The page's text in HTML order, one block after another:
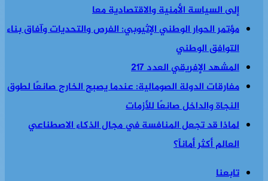
إلى السياسة الأمنية والاقتصادية معا
مؤتمر الحوار الوطني الإثيوبي: الفرص والتحديات وآفاق بناء
التوافق الوطني
المشهد الإفريقي العدد 217
مفارقات الدولة الصومالية: عندما يصبح الخارج صانعًا لطوق
النجاة والداخل صانعًا للأزمات
لماذا قد تجعل المنافسة في مجال الذكاء الاصطناعي
العالم أكثر أماناً؟
تابعنا